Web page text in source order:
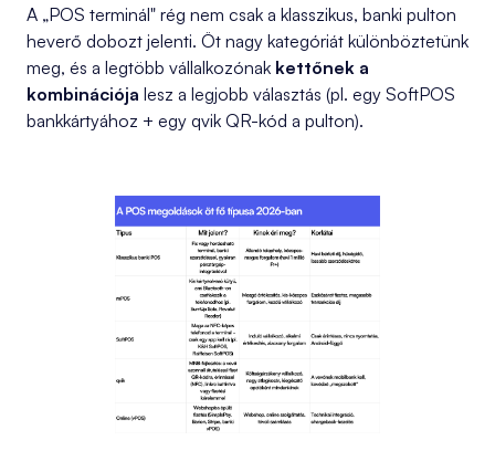
A „POS terminál" rég nem csak a klasszikus, banki pulton
heverő dobozt jelenti. Öt nagy kategóriát különböztetünk
meg, és a legtöbb vállalkozónak kettőnek a
kombinációja lesz a legjobb választás (pl. egy SoftPOS
bankkártyához + egy qvik QR-kód a pulton).